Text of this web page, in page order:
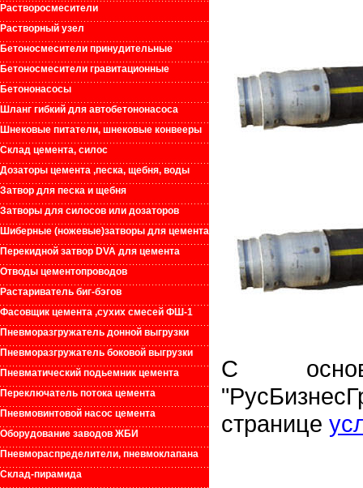
Растворосмесители
Растворный узел
Бетоносмесители принудительные
Бетоносмесители гравитационные
Бетононасосы
Шланг гибкий для автобетононасоса
Шнековые питатели, шнековые конвееры
Склад цемента, силос
Дозаторы цемента ,песка, щебня, воды
Затвор для песка и щебня
Затворы для силосов или дозаторов
Шиберные (ножевые)затворы для цемента
Перекидной затвор DVA для цемента
Отводы цементопроводов
Растариватель биг-бэгов
Фасовщик цемента ,сухих смесей ФШ-1
Пневморазгружатель донной выгрузки
Пневморазгружатель боковой выгрузки
Пневматический подьемник цемента
Переключатель потока цемента
Пневмовинтовой насос цемента
Оборудование заводов ЖБИ
Пневмораспределители, пневмоклапана
Склад-пирамида
С
странице